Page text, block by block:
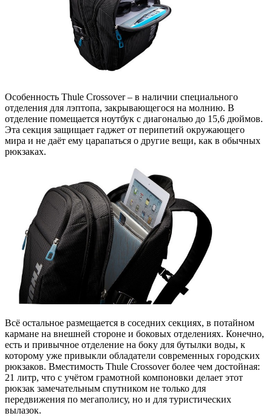
Особенность Thule Crossover – в наличии специального
отделения для лэптопа, закрывающегося на молнию. В
отделение помещается ноутбук с диагональю до 15,6 дюймов.
Эта секция защищает гаджет от перипетий окружающего
мира и не даёт ему царапаться о другие вещи, как в обычных
рюкзаках.
Всё остальное размещается в соседних секциях, в потайном
кармане на внешней стороне и боковых отделениях. Конечно,
есть и привычное отделение на боку для бутылки воды, к
которому уже привыкли обладатели современных городских
рюкзаков. Вместимость Thule Crossover более чем достойная:
21 литр, что с учётом грамотной компоновки делает этот
рюкзак замечательным спутником не только для
передвижения по мегаполису, но и для туристических
вылазок.